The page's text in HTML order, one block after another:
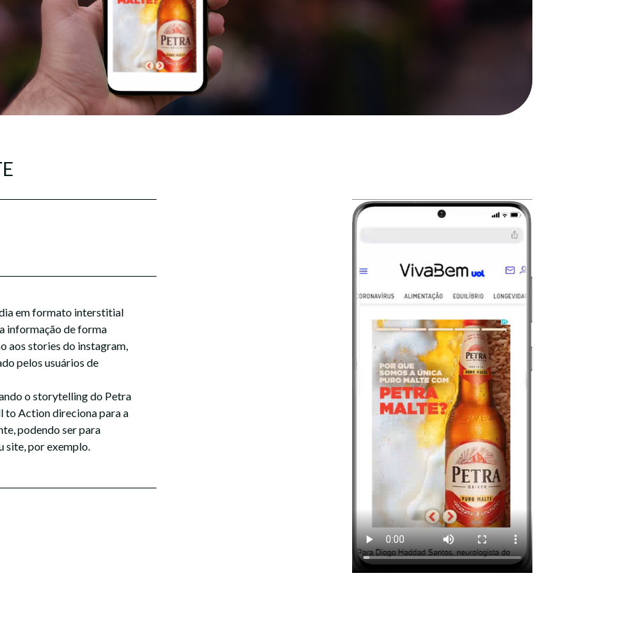
em formato interstitial
informação de forma
aos stories do instagram,
pelos usuários de
o storytelling do Petra
to Action direciona para a
podendo ser para
site, por exemplo.